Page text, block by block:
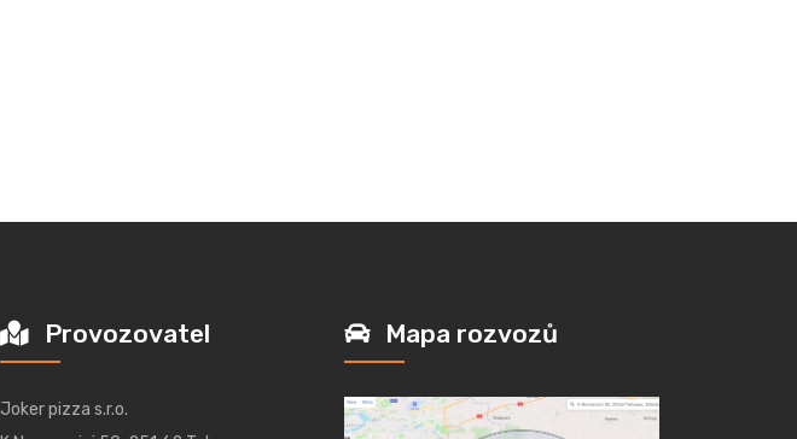
Provozovatel
Joker pizza s.r.o.
Mapa rozvozů